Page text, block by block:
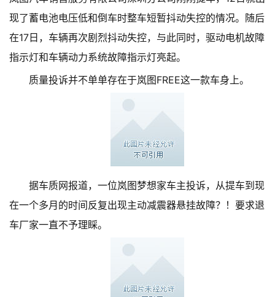
现了蓄电池电压低和倒车时整车短暂抖动失控的情况。随后
在17日，车辆再次剧烈抖动失控，与此同时，驱动电机故障
指示灯和车辆动力系统故障指示灯亮起。
质量投诉并不单单存在于岚图FREE这一款车身上。
据车质网报道，一位岚图梦想家车主投诉，从提车到现
在一个多月的时间反复出现主动减震器悬挂故障？！要求退
车厂家一直不予理睬。